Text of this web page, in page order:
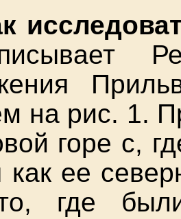
на рис. 1.
горе с,
как ее
где